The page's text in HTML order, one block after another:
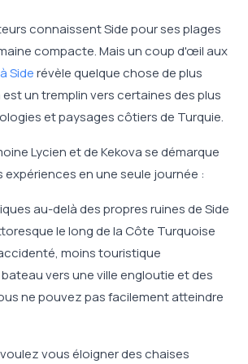
connaissent Side pour ses plages
compacte. Mais un coup d'œil aux
Siderévèle quelque chose de plus
un tremplin vers certaines des plus
et paysages côtiers de Turquie.
Lycien et de Kekova se démarque
expériences en une seule journée :
au-delà des propres ruines de Side
le long de la Côte Turquoise
moins touristique
vers une ville engloutie et des
ne pouvez pas facilement atteindre
vous éloigner des chaises